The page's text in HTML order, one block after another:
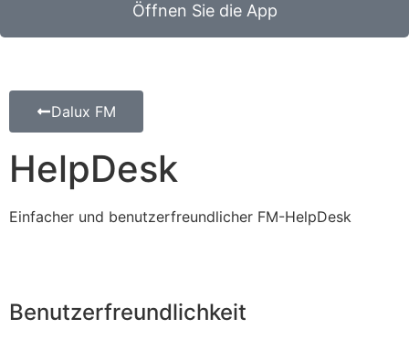
Öffnen Sie die App
Dalux FM
HelpDesk
Einfacher und benutzerfreundlicher FM-HelpDesk
Benutzerfreundlichkeit